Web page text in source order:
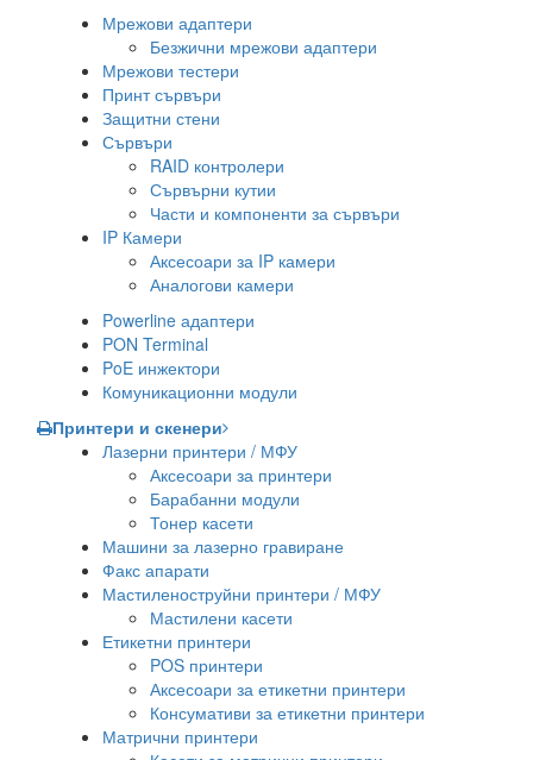
Мрежови адаптери
Безжични мрежови адаптери
Мрежови тестери
Принт сървъри
Защитни стени
Сървъри
RAID контролери
Сървърни кутии
Части и компоненти за сървъри
IP Камери
Аксесоари за IP камери
Аналогови камери
Powerline адаптери
PON Terminal
PoE инжектори
Комуникационни модули
Принтери и скенери
Лазерни принтери / МФУ
Аксесоари за принтери
Барабанни модули
Тонер касети
Машини за лазерно гравиране
Факс апарати
Мастиленоструйни принтери / МФУ
Мастилени касети
Етикетни принтери
POS принтери
Аксесоари за етикетни принтери
Консумативи за етикетни принтери
Матрични принтери